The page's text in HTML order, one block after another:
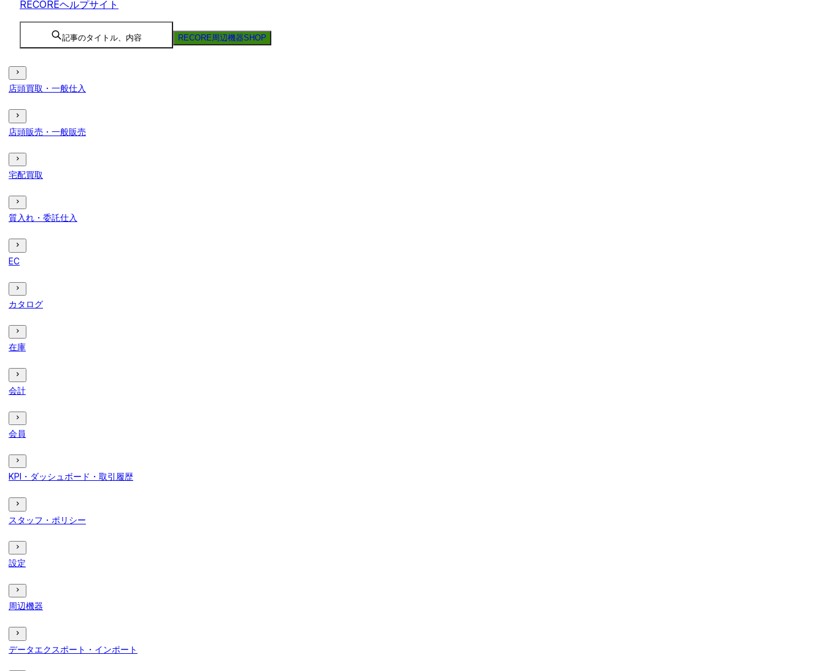
RECOREヘルプサイト
記事のタイトル、内容 RECORE周辺機器SHOP
店頭買取・一般仕入
店頭販売・一般販売
宅配買取
質入れ・委託仕入
EC
カタログ
在庫
会計
会員
KPI・ダッシュボード・取引履歴
スタッフ・ポリシー
設定
周辺機器
データエクスポート・インポート